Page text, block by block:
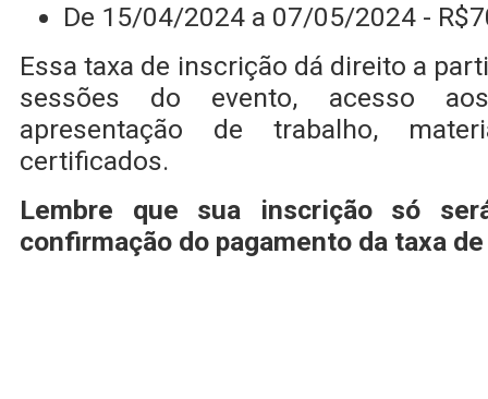
De 15/04/2024 a 07/05/2024 -
Essa taxa de inscrição dá direito a
sessões do evento, acesso
apresentação de trabalho,
certificados.
Lembre que sua inscrição só
confirmação do pagamento da taxa